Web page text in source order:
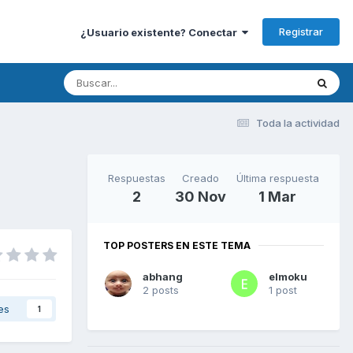
¿Usuario existente? Conectar Registrar
Toda la actividad
1
Respuestas
2
Creado
30 Nov
Última respuesta
1 Mar
TOP POSTERS EN ESTE TEMA
abhang
2 posts
elmoku
1 post